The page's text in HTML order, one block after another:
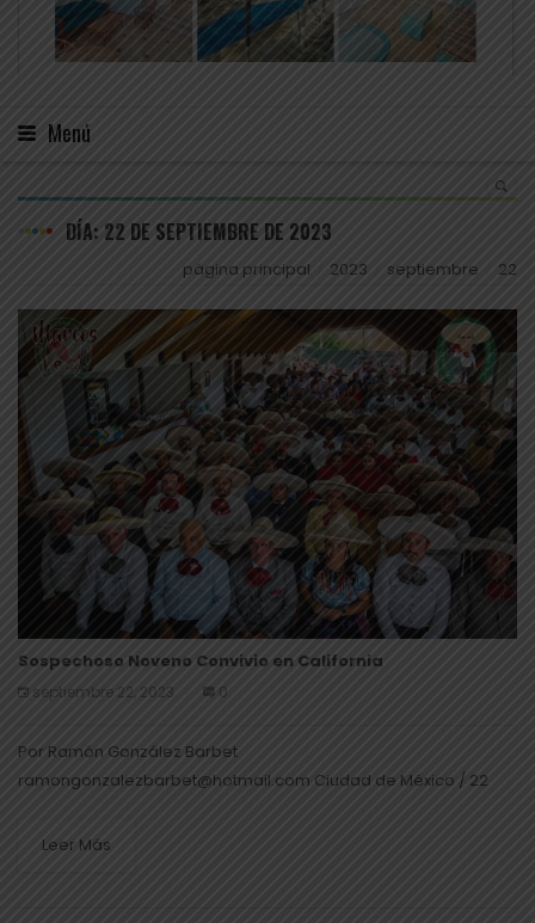
Menú
DÍA: 22 DE SEPTIEMBRE DE 2023
página principal 2023 septiembre 22
Sospechoso Noveno Convivio en California
septiembre 22, 2023 0
Por Ramón González Barbet
ramongonzalezbarbet@hotmail.com Ciudad de México / 22
administración de José Antonio Salcedo López (2020 – 2024),
Leer Más